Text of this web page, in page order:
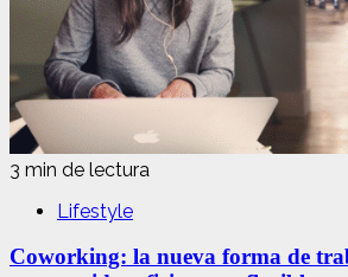
3 min de lectura
Lifestyle
Coworking: la nueva forma de